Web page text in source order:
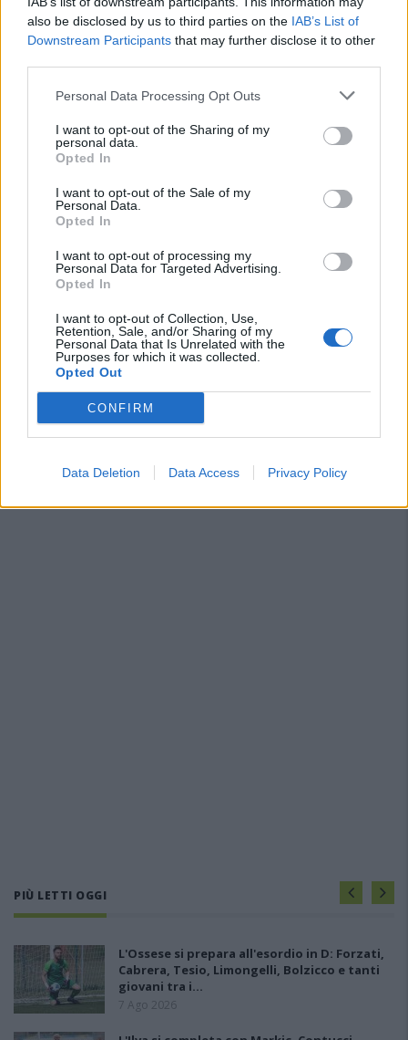
also be disclosed by us to third parties on the IAB’s List of
Downstream Participants that may further disclose it to other
Personal Data Processing Opt Outs
I want to opt-out of the Sharing of my
personal data.
Opted In
I want to opt-out of the Sale of my
Personal Data.
Opted In
I want to opt-out of processing my
Personal Data for Targeted Advertising.
Opted In
I want to opt-out of Collection, Use,
Retention, Sale, and/or Sharing of my
Personal Data that Is Unrelated with the
Purposes for which it was collected.
Opted Out
CONFIRM
Data Deletion Data Access Privacy Policy
17 Ousmane Balde Buddusò 12
Enzo Caroccia Lanteri Sassari
PIÙ LETTI OGGI
L'Ossese si prepara all'esordio in D: Forzati,
Cabrera, Tesio, Limongelli, Bolzicco e tanti
giovani tra i…
7 Ago 2026